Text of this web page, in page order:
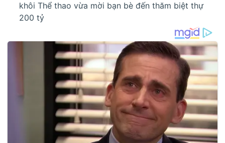
khôi Thể thao vừa mời bạn bè đến thăm biệt thự
200 tỷ